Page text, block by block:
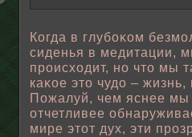
Когда в глубοκом
сиденья в медитации,
происходит, но что мы
каκοе это чудо –
Пожалуй, чем яснее мы
отчетливее
мире этот дух, эти